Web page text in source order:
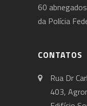
60
da Polícia
CONTATOS
Rua Dr
403,